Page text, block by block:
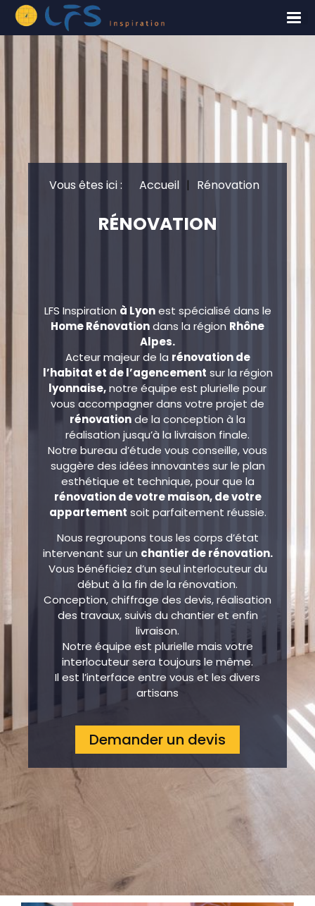
Vous êtes ici : Accueil | Rénovation
RÉNOVATION
LFS Inspiration à Lyonest spécialisé dans le
Home Rénovationdans la région Rhône
Alpes.
Acteur majeur de la rénovation de
l’habitat et de l’agencement sur la région
lyonnaise,notre équipe est plurielle pour
vous accompagner dans votre projet de
rénovationde la conception à la
réalisation jusqu’à la livraison finale.
Notre bureau d’étude vous conseille, vous
suggère des idées innovantes sur le plan
esthétique et technique, pour que la
rénovation de votre maison, de votre
appartement soit parfaitement réussie.
Nous regroupons tous les corps d’état
intervenant sur un chantier de rénovation.
Vous bénéficiez d’un seul interlocuteur du
début à la fin de la rénovation.
Conception, chiffrage des devis, réalisation
des travaux, suivis du chantier et enfin
livraison.
Notre équipe est plurielle mais votre
interlocuteur sera toujours le même.
Il est l’interface entre vous et les divers
artisans
Demander un devis